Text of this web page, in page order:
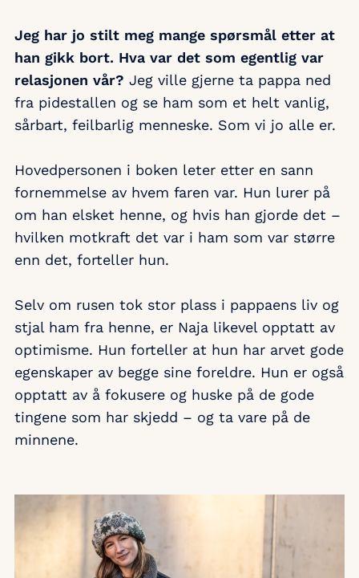
Jeg har jo stilt meg mange spørsmål etter at
han gikk bort. Hva var det som egentlig var
relasjonen vår? Jeg ville gjerne ta pappa ned
fra pidestallen og se ham som et helt vanlig,
sårbart, feilbarlig menneske. Som vi jo alle er.
Hovedpersonen i boken leter etter en sann
fornemmelse av hvem faren var. Hun lurer på
om han elsket henne, og hvis han gjorde det –
hvilken motkraft det var i ham som var større
enn det, forteller hun.
Selv om rusen tok stor plass i pappaens liv og
stjal ham fra henne, er Naja likevel opptatt av
optimisme. Hun forteller at hun har arvet gode
egenskaper av begge sine foreldre. Hun er også
opptatt av å fokusere og huske på de gode
tingene som har skjedd – og ta vare på de
minnene.